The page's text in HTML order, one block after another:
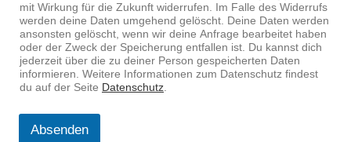
t
z
*
mit Wirkung für die Zukunft widerrufen. Im Falle des Widerrufs
werden deine Daten umgehend gelöscht. Deine Daten werden
ansonsten gelöscht, wenn wir deine Anfrage bearbeitet haben
oder der Zweck der Speicherung entfallen ist. Du kannst dich
jederzeit über die zu deiner Person gespeicherten Daten
informieren. Weitere Informationen zum Datenschutz findest
du auf der Seite Datenschutz.
Absenden